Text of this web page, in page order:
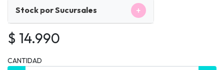
Stock por Sucursales +
$ 14.990
CANTIDAD